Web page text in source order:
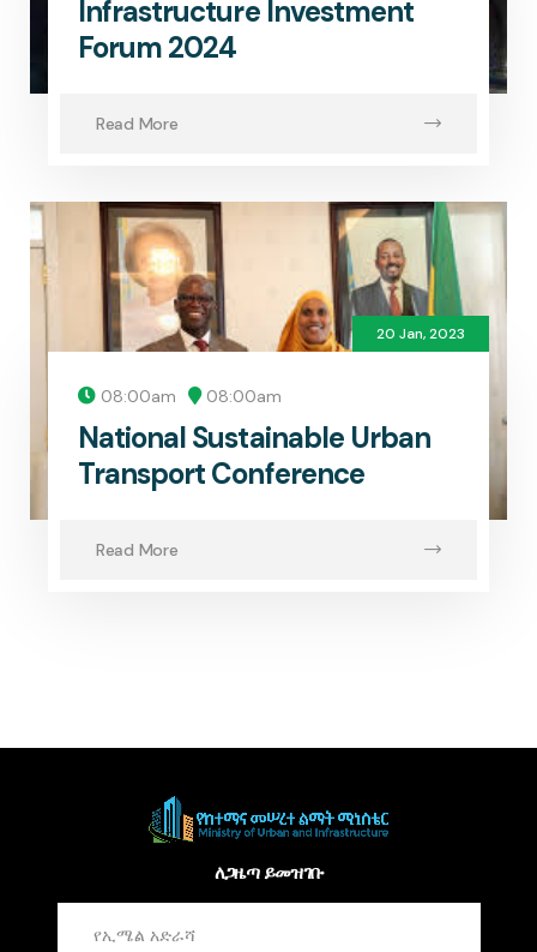
Infrastructure Investment
Forum 2024
Read More
08:00am 08:00am
National Sustainable Urban
Transport Conference
Read More
20 Jan, 2023
ለጋዜጣ ይመዝገቡ